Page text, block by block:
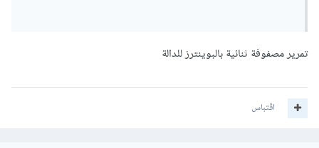
تمرير مصفوفة ثنائية بالبوينترز للدالة
اقتباس